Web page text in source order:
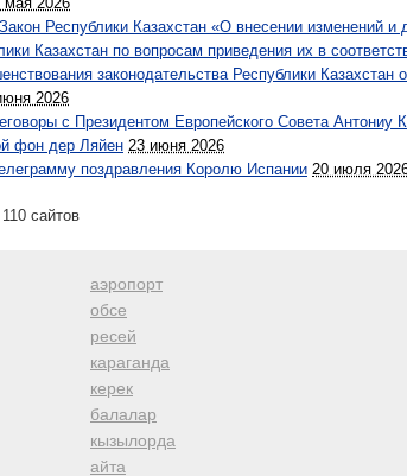
Республики Казахстан «О внесении изменений и
Казахстан по вопросам приведения их в
законодательства Республики Казахстан
2026
с Президентом Европейского Совета Антониу
фон дер Ляйен 23 июня 2026
поздравления Королю Испании 20 июля
сайтов
аэропорт
обсе
ресей
караганда
керек
балалар
кызылорда
айта